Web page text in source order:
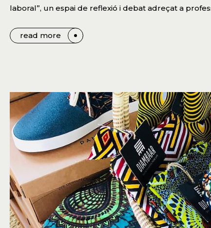
laboral”, un espai de reflexió i debat adreçat a
read more